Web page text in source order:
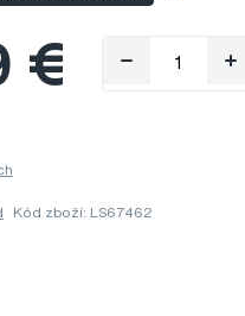
€
Kód zboží: LS67462